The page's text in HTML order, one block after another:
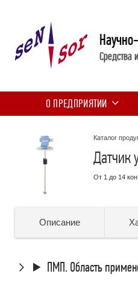
Средства
О ПРЕДПРИЯТИИ
Каталог
Датчик
От 1 до 14
Описание
ПМП. Область